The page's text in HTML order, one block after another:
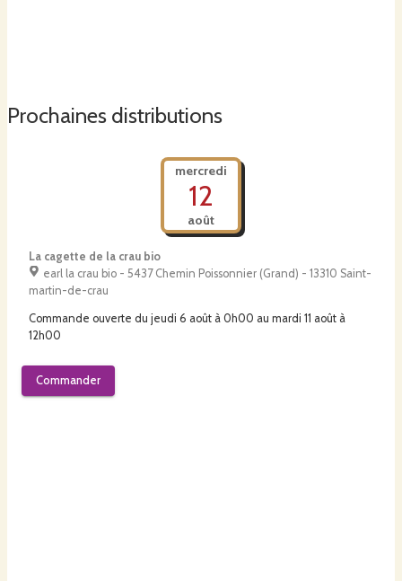
Prochaines distributions
mercredi
12
août
La cagette de la crau bio
earl la crau bio - 5437 Chemin Poissonnier (Grand) - 13310 Saint-
martin-de-crau
Commande ouverte du jeudi 6 août à 0h00 au mardi 11 août à
12h00
Commander